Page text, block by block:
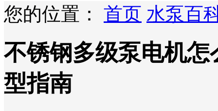
您的位置： 首页 水泵百
不锈钢多级泵电机
型指南